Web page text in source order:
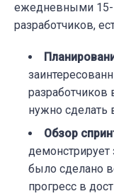
ежедневными
разработчиков,
разработчиков
нужно сделать
Обзор
демонстрирует
было сделано
прогресс в